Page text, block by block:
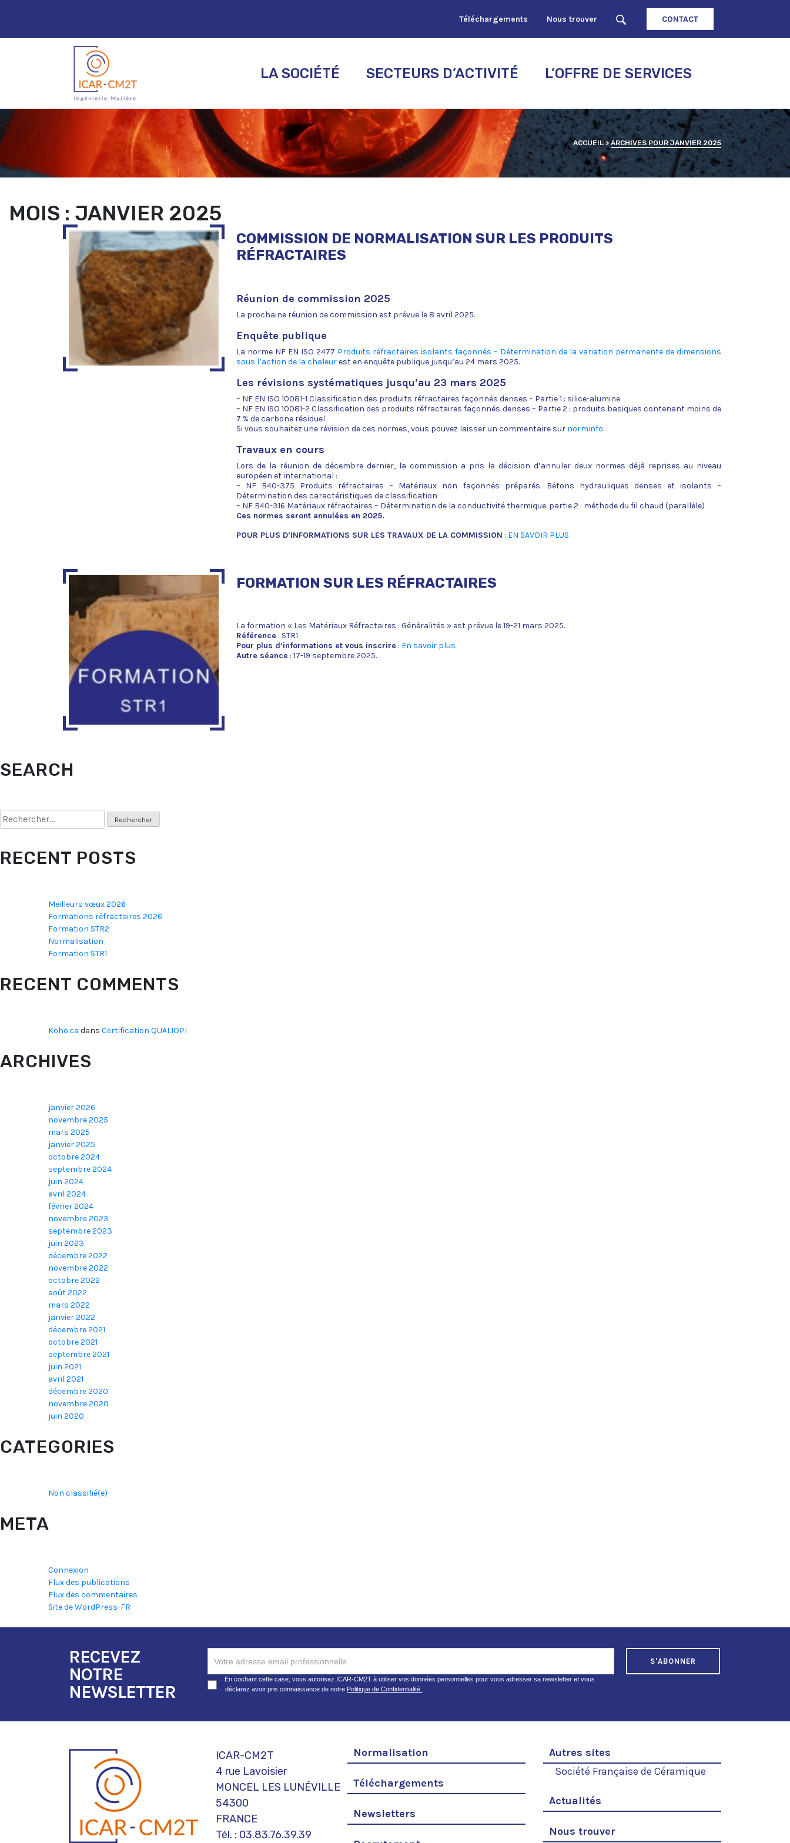
Téléchargements Nous trouver CONTACT
LA SOCIÉTÉ SECTEURS D’ACTIVITÉ L’OFFRE DE SERVICES
ACCUEIL > ARCHIVES POUR JANVIER 2025
MOIS : JANVIER 2025
COMMISSION DE NORMALISATION SUR LES PRODUITS
RÉFRACTAIRES
Réunion de commission 2025
La prochaine réunion de commission est prévue le 8 avril 2025.
Enquête publique
La norme NF EN ISO 2477 Produits réfractaires isolants façonnés – Détermination de la variation permanente de dimensions
sous l’action de la chaleurest en enquête publique jusqu’au 24 mars 2025.
Les révisions systématiques jusqu’au 23 mars 2025
– NF EN ISO 10081-1 Classification des produits réfractaires façonnés denses – Partie 1 : silice-alumine
– NF EN ISO 10081-2 Classification des produits réfractaires façonnés denses – Partie 2 : produits basiques contenant moins de
7 % de carbone résiduel
Si vous souhaitez une révision de ces normes, vous pouvez laisser un commentaire sur norminfo.
Travaux en cours
Lors de la réunion de décembre dernier, la commission a pris la décision d’annuler deux normes déjà reprises au niveau
européen et international :
– NF B40-375 Produits réfractaires – Matériaux non façonnés préparés. Bétons hydrauliques denses et isolants –
Détermination des caractéristiques de classification
– NF B40-316 Matériaux réfractaires – Détermination de la conductivité thermique. partie 2 : méthode du fil chaud (parallèle)
Ces normes seront annulées en 2025.
POUR PLUS D’INFORMATIONS SUR LES TRAVAUX DE LA COMMISSION : EN SAVOIR PLUS
FORMATION SUR LES RÉFRACTAIRES
La formation « Les Matériaux Réfractaires : Généralités » est prévue le 19-21 mars 2025.
Référence : STR1
Pour plus d’informations et vous inscrire : En savoir plus
Autre séance : 17-19 septembre 2025.
SEARCH
Rechercher :
RECENT POSTS
Meilleurs vœux 2026
Formations réfractaires 2026
Formation STR2
Normalisation
Formation STR1
RECENT COMMENTS
Koho.ca dans Certification QUALIOPI
ARCHIVES
janvier 2026
novembre 2025
mars 2025
janvier 2025
octobre 2024
septembre 2024
juin 2024
avril 2024
février 2024
novembre 2023
septembre 2023
juin 2023
décembre 2022
novembre 2022
octobre 2022
août 2022
mars 2022
janvier 2022
décembre 2021
octobre 2021
septembre 2021
juin 2021
avril 2021
décembre 2020
novembre 2020
juin 2020
CATEGORIES
Non classifié(e)
META
Connexion
Flux des publications
Flux des commentaires
Site de WordPress-FR
RECEVEZ
NOTRE
NEWSLETTER
RECEVEZ
NOTRE
NEWSLETTER
En cochant cette case, vous autorisez ICAR-CM2T à utiliser vos données personnelles pour vous adresser sa newsletter et vous
déclarez avoir pris connaissance de notre Politique de Confidentialité.
S'ABONNER
ICAR-CM2T
4 rue Lavoisier
MONCEL LES LUNÉVILLE
54300
FRANCE
Tél. : 03.83.76.39.39
Normalisation
Téléchargements
Newsletters
Autres sites
Société Française de Céramique
Actualités
Nous trouver